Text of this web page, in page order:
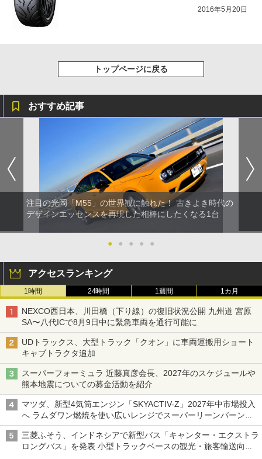
2016年5月20日
トップページに戻る
おすすめ記事
注目の光岡「M55」の世界観に触れた！ 古きよき時代の
デザインエッセンスを再現した相棒にしたくなる1台
● ● ● ● ●
アクセスランキング
1時間 24時間 1週間 1カ月
NEXCO西日本、川田橋（下り線）の復旧状況公開 九州道 宮原
SA〜八代ICで8月9日中に緊急車両を通行可能に
UDトラックス、大型トラック「クオン」に車両運搬用ショート
キャブトラクタ追加
スーパーフォーミュラ 近藤真彦会長、2027年のスケジュールや
熊本地震についての募金活動を紹介
マツダ、新型4気筒エンジン「SKYACTIV-Z」2027年中市場投入
へ ラムダワン燃焼を使い広いレンジでスーパーリーンバーン燃
焼を実現
三菱ふそう、インドネシアで新型バス「キャンター・エクストラ
ロングバス」を発表 小型トラックベースの観光・旅客輸送向け